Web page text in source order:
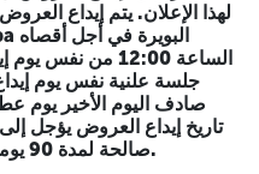
الإعلان. يتم إيداع العروض
نفس يوم إيداع العروض. يتم
إيداع العروض على الساعة 13:00.
رسمية أو يوم راحة قانونية
العمل الموالي.
لهذا الإعلان. يتم إيداع
الساعة 12:00 من نفس يوم إيداع العروض.
جلسة علنية نفس يوم إيداع
صادف اليوم الأخير يوم
تاريخ إيداع العروض يؤجل
صالحة لمدة 90 يوما مضاف إليها مدة تحضير العروض.